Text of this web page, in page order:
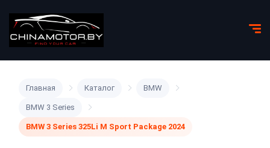
Главная Каталог BMW
BMW 3 Series
BMW 3 Series 325Li M Sport Package 2024